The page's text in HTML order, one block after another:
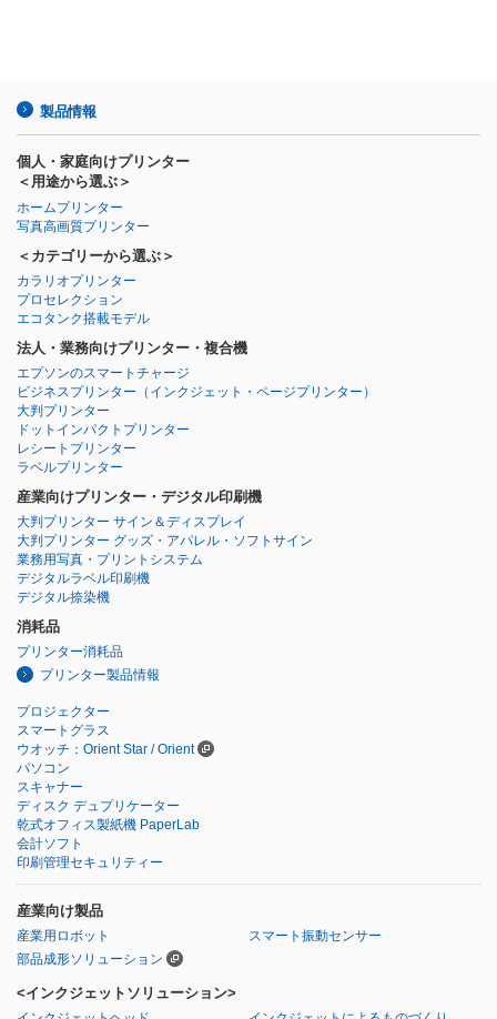
製品情報
個人・家庭向けプリンター
＜用途から選ぶ＞
ホームプリンター
写真高画質プリンター
＜カテゴリーから選ぶ＞
カラリオプリンター
プロセレクション
エコタンク搭載モデル
法人・業務向けプリンター・複合機
エプソンのスマートチャージ
ビジネスプリンター （インクジェット・ページプリンター）
大判プリンター
ドットインパクトプリンター
レシートプリンター
ラベルプリンター
産業向けプリンター・デジタル印刷機
大判プリンター サイン＆ディスプレイ
大判プリンター グッズ・アパレル・ソフトサイン
業務用写真・プリントシステム
デジタルラベル印刷機
デジタル捺染機
消耗品
プリンター消耗品
プリンター製品情報
プロジェクター
スマートグラス
ウオッチ：Orient Star / Orient
パソコン
スキャナー
ディスク デュプリケーター
乾式オフィス製紙機 PaperLab
会計ソフト
印刷管理セキュリティー
産業向け製品
産業用ロボット
スマート振動センサー
部品成形ソリューション
<インクジェットソリューション>